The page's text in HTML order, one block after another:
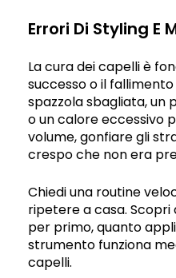
Errori Di Styling E
La cura dei capelli è
successo o il
spazzola sbagliata,
o un calore eccessivo
volume, gonfiare gli
crespo che non era
Chiedi una routine
ripetere a casa.
per primo, quanto
strumento funziona
capelli.